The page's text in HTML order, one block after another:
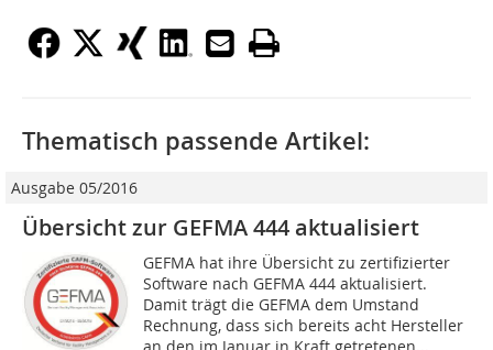
Thematisch passende Artikel:
Ausgabe 05/2016
Übersicht zur GEFMA 444 aktualisiert
GEFMA hat ihre Übersicht zu zertifizierter
Software nach GEFMA 444 aktualisiert.
Damit trägt die GEFMA dem Umstand
Rechnung, dass sich bereits acht Hersteller